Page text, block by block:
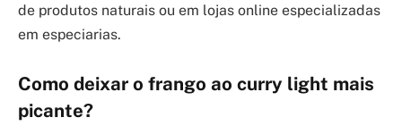
de produtos naturais ou em lojas online especializadas
em especiarias.
Como deixar o frango ao curry light mais
picante?